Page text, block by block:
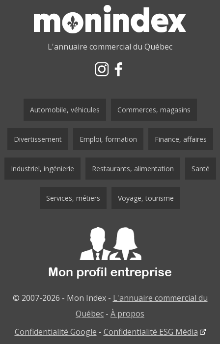
L'annuaire commercial du Québec
Automobile, véhicules Commerces, magasins
Divertissement Emploi, formation Finance, affaires
Industriel, ingénierie Restaurants, alimentation Santé
Services, métiers Voyage, tourisme
© 2007-2026 - Mon Index - L'annuaire commercial du
Québec - À propos
Confidentialité Google - Confidentialité ESG Média